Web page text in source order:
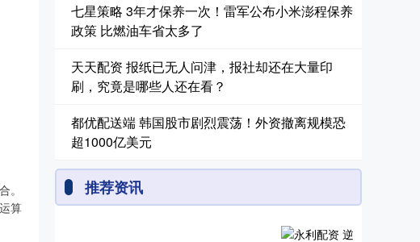
。
算
七星策略 3年才保养一次！雷军公布小米澎程保养
政策 比燃油车省太多了
天天配资 报纸已无人问津，报社却还在大量印
刷，究竟是哪些人还在看？
都优配送端 韩国股市剧烈震荡！外资撤离规模恐
超1000亿美元
推荐资讯